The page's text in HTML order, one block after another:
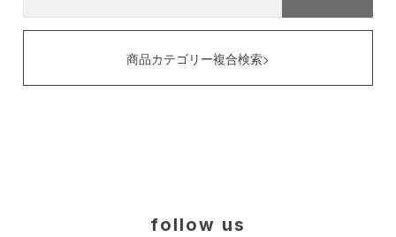
商品カテゴリー複合検索>
follow us